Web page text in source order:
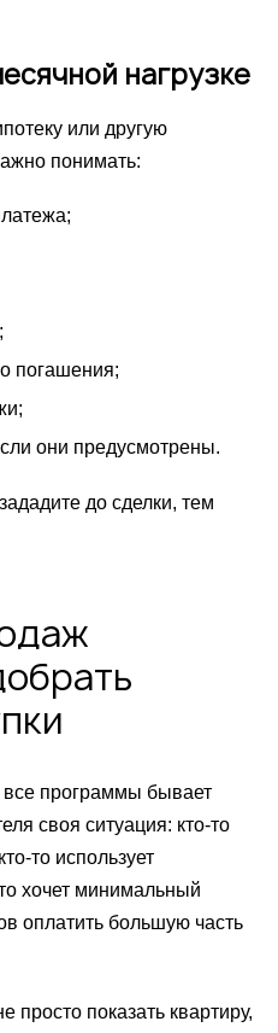
нагрузке
или другую
понимать:
погашения;
они предусмотрены.
до сделки, тем
все программы бывает
своя ситуация: кто-то
то использует
хочет минимальный
оплатить большую часть
показать квартиру,